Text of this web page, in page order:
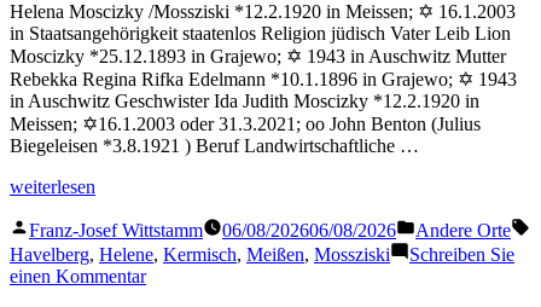
Helena Moscizky /Mossziski *12.2.1920 in Meissen; ✡ 16.1.2003
in Staatsangehörigkeit staatenlos Religion jüdisch Vater Leib Lion
Moscizky *25.12.1893 in Grajewo; ✡ 1943 in Auschwitz Mutter
Rebekka Regina Rifka Edelmann *10.1.1896 in Grajewo; ✡ 1943
in Auschwitz Geschwister Ida Judith Moscizky *12.2.1920 in
Meissen; ✡16.1.2003 oder 31.3.2021; oo John Benton (Julius
Biegeleisen *3.8.1921 ) Beruf Landwirtschaftliche …
„Mossziski
weiterlesen
Veröffentlicht
von
Franz-Josef Wittstamm 06/08/202606/08/2026
Veröffentlicht
in
Andere Orte
Havelberg, Helene, Kermisch, Meißen, Mossziski
Schreiben Sie
einen Kommentarzu